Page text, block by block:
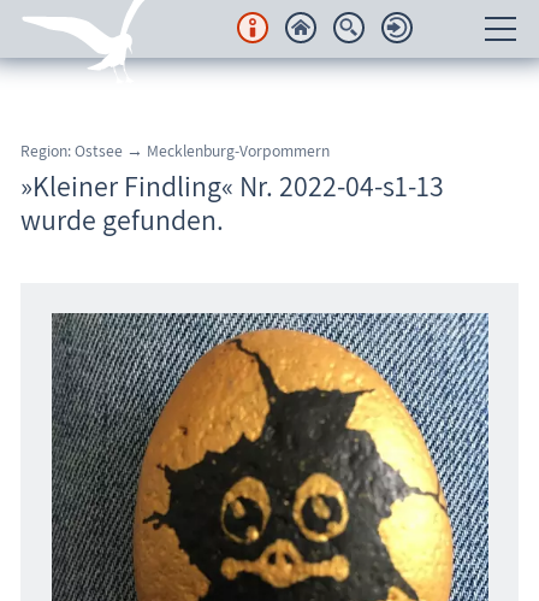
Regionales
Urlaubsorte
Freizeit
Wissenswertes
Veranstaltungen
Blog
Region: Ostsee → Mecklenburg-Vorpommern
»Kleiner Findling« Nr. 2022-04-s1-13
wurde gefunden.